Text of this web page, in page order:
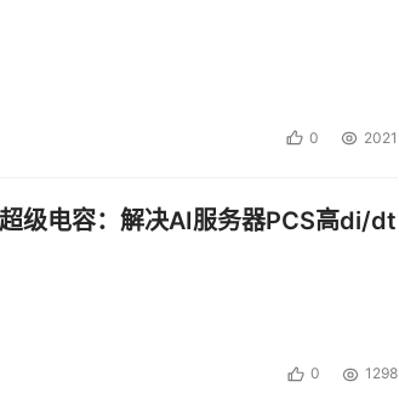
0 2021
级电容：解决AI服务器PCS高di/dt
0 1298